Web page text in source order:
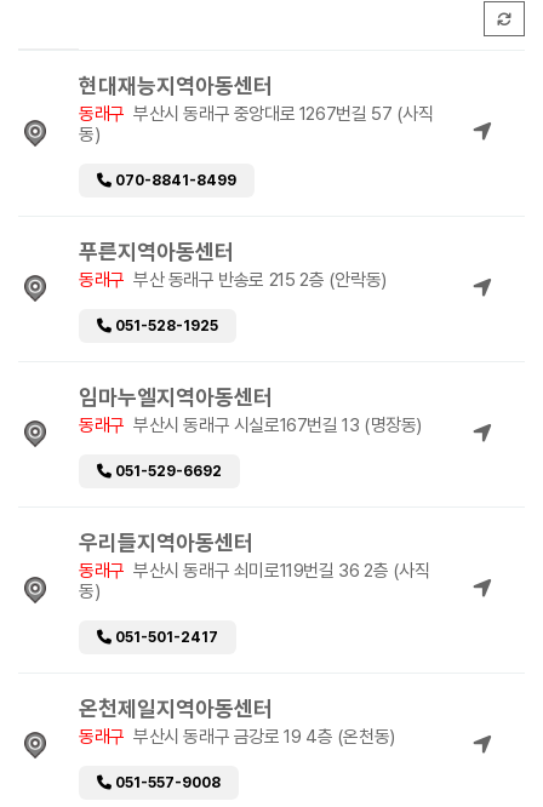
현대재능지역아동센터
동래구 부산시 동래구 중앙대로 1267번길 57 (사직
동)
070-8841-8499
푸른지역아동센터
동래구 부산 동래구 반송로 215 2층 (안락동)
051-528-1925
임마누엘지역아동센터
동래구 부산시 동래구 시실로167번길 13 (명장동)
051-529-6692
우리들지역아동센터
동래구 부산시 동래구 쇠미로119번길 36 2층 (사직
동)
051-501-2417
온천제일지역아동센터
동래구 부산시 동래구 금강로 19 4층 (온천동)
051-557-9008